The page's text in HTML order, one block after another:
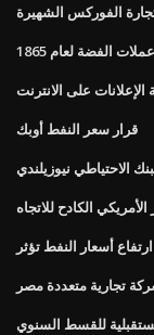
الفوركس الشهيرة
الفضة لعام 1865
الإعلانات على الانترنت
قرار سعر النفط أوبك
الاحتياطي نيوزيلندي
ارتفاع أسعار النفط تؤثر
تجارية متعددة مصر
للقسط السنوي